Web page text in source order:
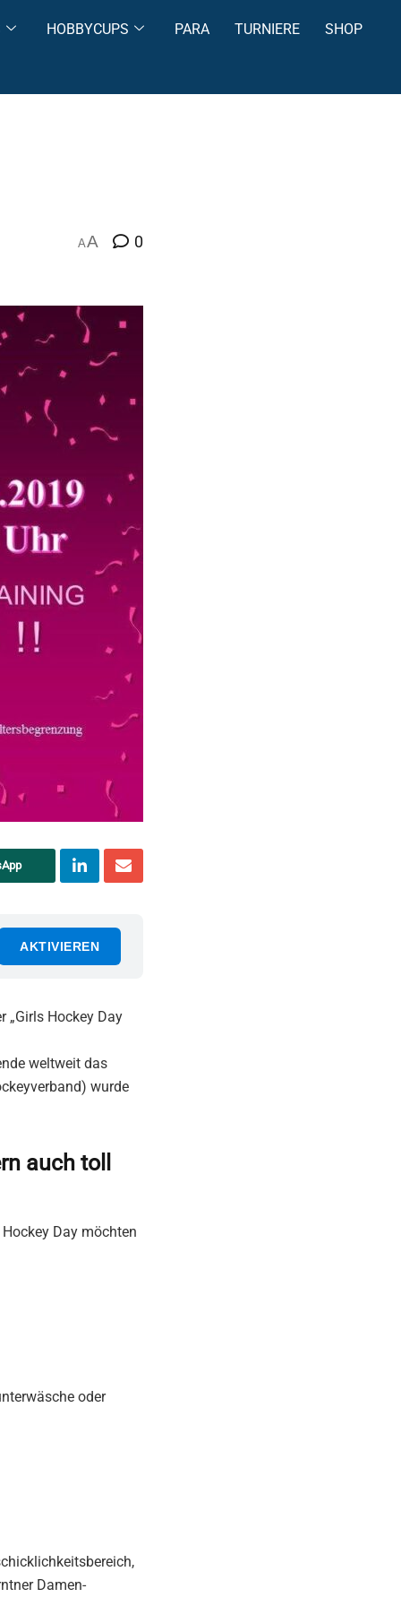
HOBBYCUPS PARA TURNIERE
SHOP
AA 0
AKTIVIEREN
„Girls Hockey Day
weltweit das
wurde
auch toll
Day möchten
oder
Damen-